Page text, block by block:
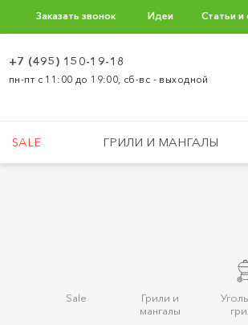
Заказать звонок Идеи Статьи
+7 (495) 150-19-18
пн-пт с 11:00 до 19:00, сб-вс - выходной
SALE ГРИЛИ И МАНГАЛЫ
Sale
Грили и
мангалы